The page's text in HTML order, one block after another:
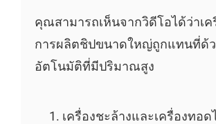
คุณสามารถเห็นจากวิดีโอได้ว่าเค
การผลิตชิปขนาดใหญ่ถูกแทนที่ด้ว
อัตโนมัติที่มีปริมาณสูง
เครื่องชะล้างและเครื่องทอด